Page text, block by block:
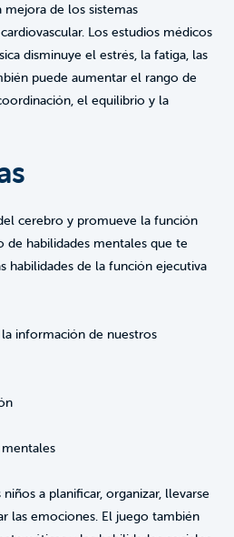
de los sistemas
Los estudios médicos
disminuye el estrés, la fatiga, las
puede aumentar el rango de
el equilibrio y la
cerebro y promueve la función
de habilidades mentales que te
habilidades de la función ejecutiva
información de nuestros
a planificar, organizar, llevarse
las emociones. El juego también